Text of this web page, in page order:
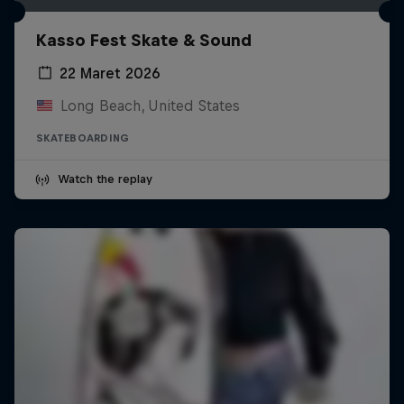
Kasso Fest Skate & Sound
22 Maret 2026
Long Beach, United States
SKATEBOARDING
Watch the replay